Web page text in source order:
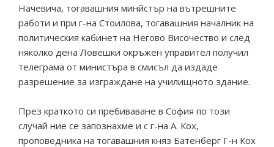
Начевича, тогавашния минйстър на вътрешните
работи и при г-на Стоилова, тогавашния началник на
политическия кабинет на Негово Височество и след
няколко дена Ловешки окръжен управител получил
телеграма от министъра в смисъл да издаде
разрешение за изграждане на училищното здание.
През краткото си пребиваване в София по този
случай ние се запознахме и с г-на А. Кох,
проповедника на тогавашния княз Батенберг Г-н Кох